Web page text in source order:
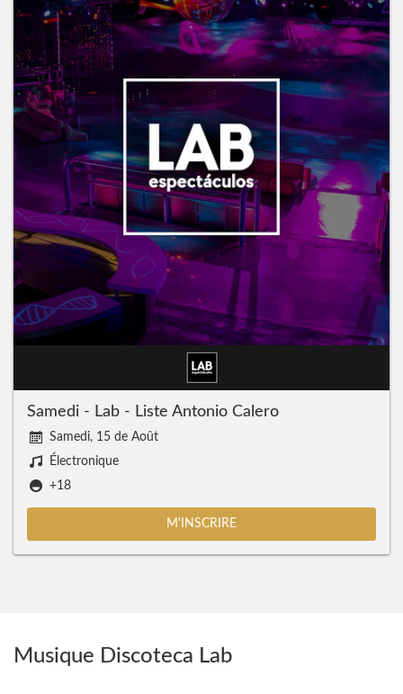
Samedi - Lab - Liste Antonio Calero
Samedi, 15 de Août
Électronique
+18
M'INSCRIRE
Musique Discoteca Lab